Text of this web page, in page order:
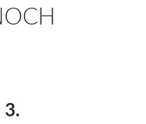
3.